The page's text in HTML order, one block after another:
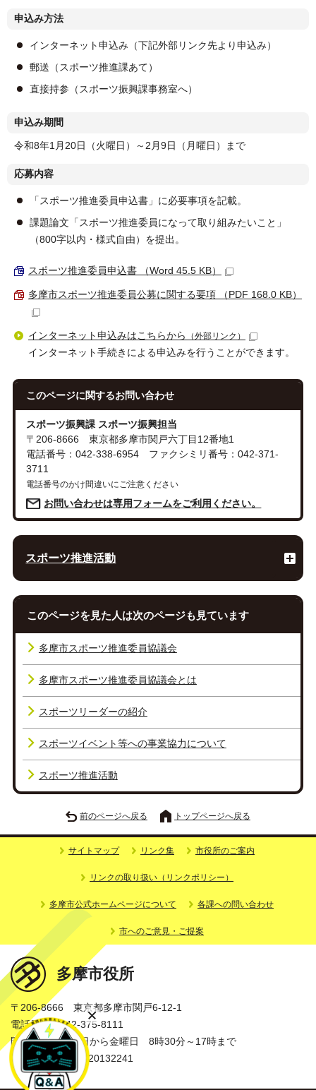
申込み方法
インターネット申込み（下記外部リンク先より申込み）
郵送（スポーツ推進課あて）
直接持参（スポーツ振興課事務室へ）
申込み期間
令和8年1月20日（火曜日）～2月9日（月曜日）まで
応募内容
「スポーツ推進委員申込書」に必要事項を記載。
課題論文「スポーツ推進委員になって取り組みたいこと」
（800字以内・様式自由）を提出。
スポーツ推進委員申込書 （Word 45.5 KB）
多摩市スポーツ推進委員公募に関する要項 （PDF 168.0 KB）
インターネット申込みはこちらから （外部リンク）
インターネット手続きによる申込みを行うことができます。
このページに関するお問い合わせ
スポーツ振興課 スポーツ振興担当
〒206-8666 東京都多摩市関戸六丁目12番地1
電話番号：042-338-6954 ファクシミリ番号：042-371-
3711
電話番号のかけ間違いにご注意ください
お問い合わせは専用フォームをご利用ください。
スポーツ推進活動
このページを見た人は次のページも見ています
多摩市スポーツ推進委員協議会
多摩市スポーツ推進委員協議会とは
スポーツリーダーの紹介
スポーツイベント等への事業協力について
スポーツ推進活動
前のページへ戻る トップページへ戻る
サイトマップ リンク集 市役所のご案内
リンクの取り扱い（リンクポリシー）
多摩市公式ホームページについて 各課への問い合わせ
市へのご意見・ご提案
多摩市役所
〒206-8666 東京都多摩市関戸6-12-1
電話番号：042-375-8111
開庁時間：月曜日から金曜日 8時30分～17時まで
法人番号：3000020132241